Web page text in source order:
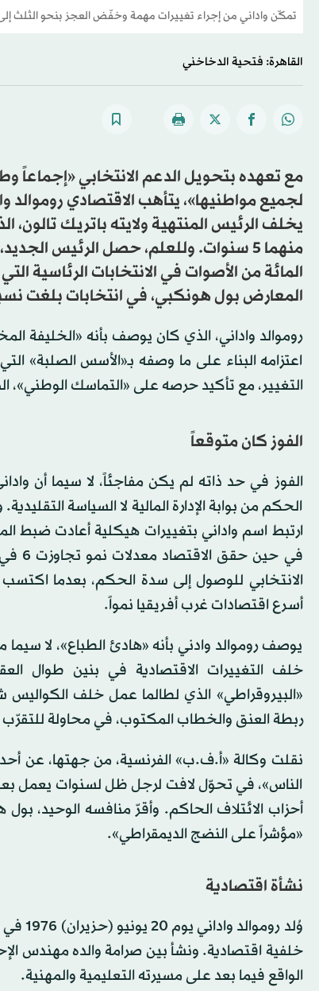
تمكّن واداني من إجراء تغييرات مهمة وخفّض العجز بنحو الثلث إلى 3 % من إجمالي الناتج
القاهرة: فتحية الدخاخني
مع تعهده بتحويل الدعم الانتخابي «إجماعاً
لجميع مواطنيها»، يتأهب الاقتصادي روموالد
يخلف الرئيس المنتهية ولايته باتريك
المعارض بول هونكبي، في انتخابات بلغت نسبة المشاركة
روموالد واداني، الذي كان يوصف بأنه «الخليفة
اعتزامه البناء على ما وصفه بـ«الأسس الصلبة»
التغيير، مع تأكيد حرصه على «التماسك الوطني»،
الفوز كان متوقعاً
في
الانتخابي للوصول إلى سدة الحكم، بعدما
أسرع اقتصادات غرب أفريقيا نمواً.
يوصف روموالد وادني بأنه «هادئ الطباع»، لا
خلف التغييرات الاقتصادية في بنين طوال
«البيروقراطي» الذي لطالما عمل خلف
ربطة العنق والخطاب المكتوب، في محاولة
نقلت وكالة «أ.ف.ب» الفرنسية، من جهتها، عن
الناس»، في تحوّل لافت لرجل ظل لسنوات يعمل
أحزاب الائتلاف الحاكم. وأقرّ منافسه الوحيد، بول
«مؤشراً على النضج الديمقراطي».
نشأة اقتصادية
وُلد
خلفية اقتصادية. ونشأ بين صرامة والده مهندس
الواقع فيما بعد على مسيرته التعليمية والمهنية.